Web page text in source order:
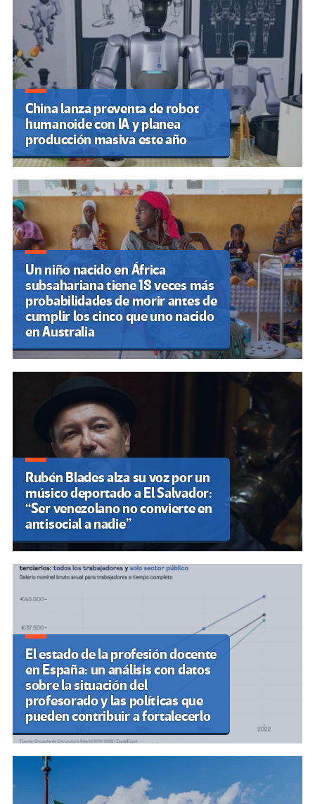
entradas
China lanza preventa de robot
humanoide con IA y planea
producción masiva este año
Un niño nacido en África
subsahariana tiene 18 veces más
probabilidades de morir antes de
cumplir los cinco que uno nacido
en Australia
Rubén Blades alza su voz por un
músico deportado a El Salvador:
“Ser venezolano no convierte en
antisocial a nadie”
El estado de la profesión docente
en España: un análisis con datos
sobre la situación del
profesorado y las políticas que
pueden contribuir a fortalecerlo